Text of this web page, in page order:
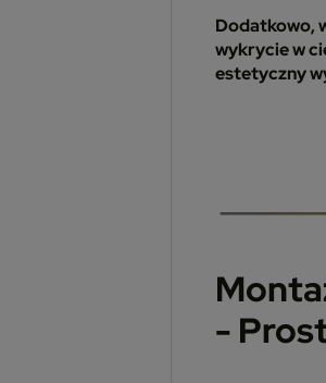
Dodatkowo,
wykrycie w
estetyczny
-